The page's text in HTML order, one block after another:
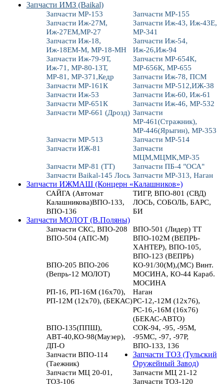
Запчасти ИМЗ (Baikal)
Запчасти МР-153
Запчасти МР-155
Запчасти Иж-27М,
Иж-27ЕМ,МР-27
Запчасти Иж-43, Иж-43Е,
МР-341
Запчасти Иж-18,
Иж-18ЕМ-М, МР-18-МН
Запчасти Иж-54,
Иж-26,Иж-94
Запчасти Иж-79-9Т,
Иж-71, МР-80-13Т,
МР-81, МР-371,Кедр
Запчасти МР-654К,
МР-656К, МР-655
Запчасти Иж-78, ПСМ
Запчасти МР-161К
Запчасти МР-512,ИЖ-38
Запчасти Иж-53
Запчасти Иж-60, Иж-61
Запчасти МР-651К
Запчасти Иж-46, МР-532
Запчасти МР-661 (Дрозд) Запчасти
МР-461(Стражник),
МР-446(Ярыгин), МР-353
Запчасти МР-513
Запчасти МР-514
Запчасти ИЖ-81
Запчасти
МЦМ,МЦМК,МР-35
Запчасти МР-81 (ТТ)
Запчасти ПБ-4 "ОСА"
Запчасти Baikal-145 Лось Запчасти МР-313, Наган
Запчасти ИЖМАШ (Концерн «Калашников»)
САЙГА (Автомат
Калашникова)ВПО-133,
ВПО-136
ТИГР, ВПО-801 (СВД)
ЛОСЬ, СОБОЛЬ, БАРС,
БИ
Запчасти МОЛОТ (В.Поляны)
Запчасти СКС, ВПО-208
ВПО-501 (Лидер) ТТ
ВПО-504 (АПС-М)
ВПО-102М (ВЕПРЬ-
ХАНТЕР), ВПО-105,
ВПО-123 (ВЕПРЬ)
ВПО-205 ВПО-206
(Вепрь-12 МОЛОТ)
КО-91/30(М),(МС) Винт.
МОСИНА, КО-44 Караб.
МОСИНА
РП-16, РП-16М (16х70),
РП-12М (12х70), (БЕКАС)
Наган
РС-12,-12М (12х76),
РС-16,-16М (16х76)
(БЕКАС-АВТО)
ВПО-135(ППШ),
АВТ-40,КО-98(Маузер),
ДП-О
СОК-94, -95, -95М,
-95МС, -97, -97Р,
ВПО-133, 136
Запчасти ВПО-114
(Таежник)
Запчасти ТОЗ (Тульский
Оружейный Завод)
Запчасти МЦ 20-01,
ТОЗ-106
Запчасти МЦ 21-12
Запчасти ТОЗ-120